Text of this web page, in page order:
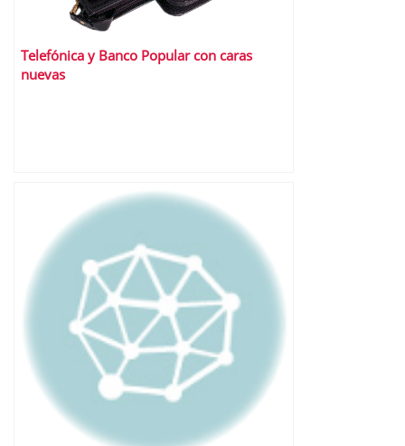
Telefónica y Banco Popular con caras
nuevas